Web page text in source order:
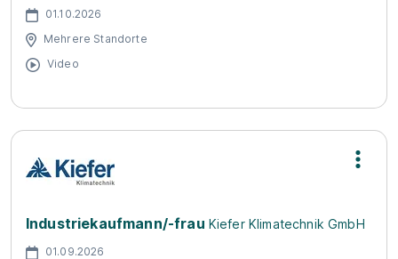
01.10.2026
Mehrere Standorte
Video
Industriekaufmann/-frau Kiefer Klimatechnik GmbH
01.09.2026